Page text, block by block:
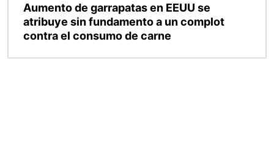
Aumento de garrapatas en EEUU se
atribuye sin fundamento a un complot
contra el consumo de carne